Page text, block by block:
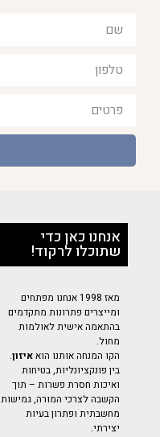
אנחנו כאן כדי
שתוכלו לרקוד!
מאז 1998 אנחנו מפתחים
ומייצרים פתרונות מתקדמים
בהתאמה אישית לאולמות
מחול.
הקו המנחה אותנו הואאיזון.
בין פונקציונליות, בטיחות
ואיכות חסרת פשרות – תוך
הקשבה לצרכי המורה, גמישות
מחשבתית ופתרון בעיות
יצירתי.